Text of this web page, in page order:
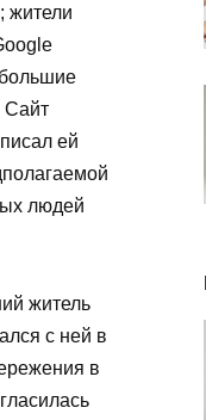
жители
Сайт
ей
людей
житель
с ней в
в